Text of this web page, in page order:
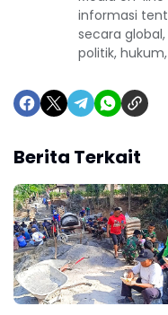
informasi
secara
politik,
Berita Terkait